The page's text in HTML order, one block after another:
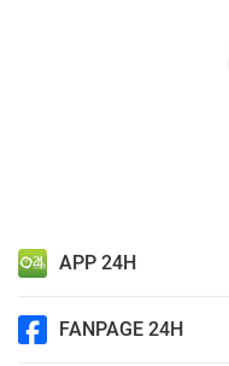
APP 24H
FANPAGE 24H